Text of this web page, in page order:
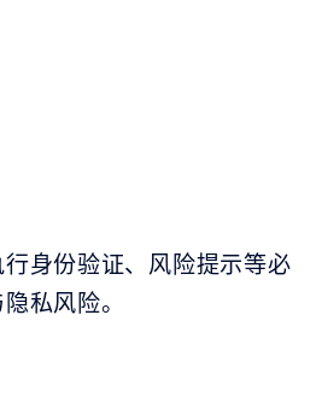
身份验证、风险提示等必
私风险。